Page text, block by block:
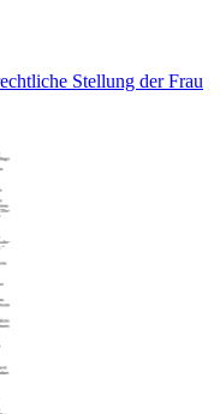
Stellung der Frau